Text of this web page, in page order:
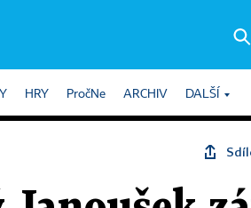
HRY PročNe ARCHIV DALŠÍ